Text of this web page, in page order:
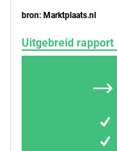
bron: Marktplaats.nl
Uitgebreid rapport